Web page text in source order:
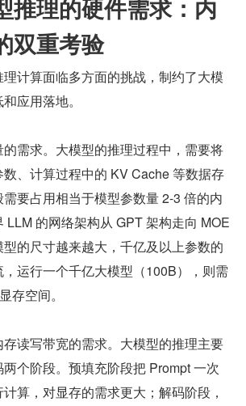
推理的硬件需求：内
双重考验
计算面临多方面的挑战，制约了大模
应用落地。
需求。大模型的推理过程中，需要将
、计算过程中的 KV Cache 等数据存
要占用相当于模型参数量 2-3 倍的内
LLM 的网络架构从 GPT 架构走向 MOE
的尺寸越来越大，千亿及以上参数的
运行一个千亿大模型（100B），则需
存空间。
读写带宽的需求。大模型的推理主要
个阶段。预填充阶段把 Prompt 一次
算，对显存的需求更大；解码阶段，